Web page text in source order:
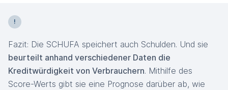
Fazit: Die SCHUFA speichert auch Schulden. Und sie
beurteilt anhand verschiedener Daten die
Kreditwürdigkeit von Verbrauchern. Mithilfe des
Score-Werts gibt sie eine Prognose darüber ab, wie